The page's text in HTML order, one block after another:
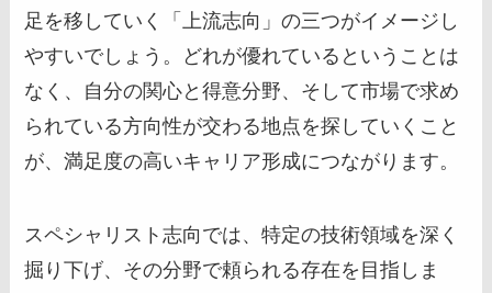
足を移していく「上流志向」の三つがイメージし
やすいでしょう。どれが優れているということは
なく、自分の関心と得意分野、そして市場で求め
られている方向性が交わる地点を探していくこと
が、満足度の高いキャリア形成につながります。
スペシャリスト志向では、特定の技術領域を深く
掘り下げ、その分野で頼られる存在を目指しま